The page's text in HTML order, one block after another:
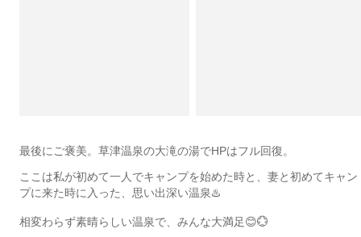
最後にご褒美。草津温泉の大滝の湯でHPはフル回復。
ここは私が初めて一人でキャンプを始めた時と、妻と初めてキャン
プに来た時に入った、思い出深い温泉♨️
相変わらず素晴らしい温泉で、みんな大満足😊💮